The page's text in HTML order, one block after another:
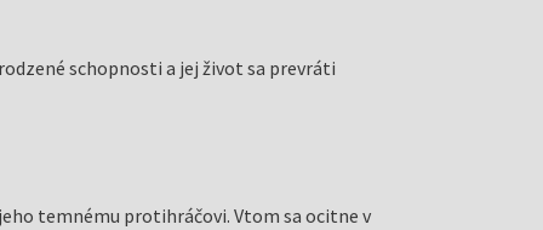
schopnosti a jej život sa prevráti
temnému protihráčovi. Vtom sa ocitne v